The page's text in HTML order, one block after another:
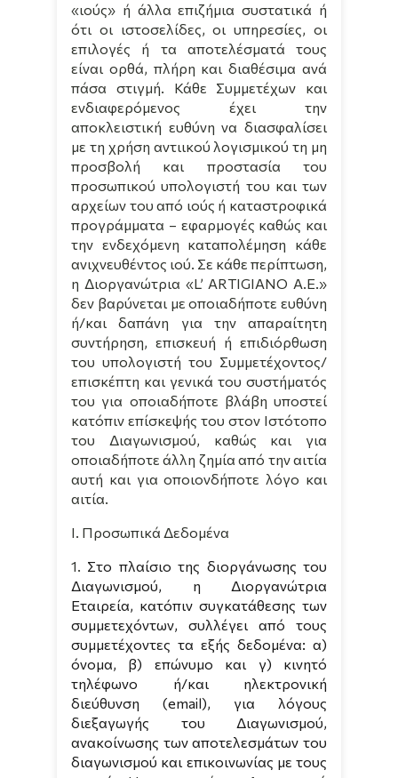
«ιούς» ή άλλα επιζήμια συστατικά ή
ότι οι ιστοσελίδες, οι υπηρεσίες, οι
επιλογές ή τα αποτελέσματά τους
είναι ορθά, πλήρη και διαθέσιμα ανά
πάσα στιγμή. Κάθε Συμμετέχων και
ενδιαφερόμενος έχει την
αποκλειστική ευθύνη να διασφαλίσει
με τη χρήση αντιικού λογισμικού τη μη
προσβολή και προστασία του
προσωπικού υπολογιστή του και των
αρχείων του από ιούς ή καταστροφικά
προγράμματα – εφαρμογές καθώς και
την ενδεχόμενη καταπολέμηση κάθε
ανιχνευθέντος ιού. Σε κάθε περίπτωση,
η Διοργανώτρια «L’ ARTIGIANO A.E.»
δεν βαρύνεται με οποιαδήποτε ευθύνη
ή/και δαπάνη για την απαραίτητη
συντήρηση, επισκευή ή επιδιόρθωση
του υπολογιστή του Συμμετέχοντος/
επισκέπτη και γενικά του συστήματός
του για οποιαδήποτε βλάβη υποστεί
κατόπιν επίσκεψής του στον Ιστότοπο
του Διαγωνισμού, καθώς και για
οποιαδήποτε άλλη ζημία από την αιτία
αυτή και για οποιονδήποτε λόγο και
αιτία.
Ι. Προσωπικά Δεδομένα
1. Στο πλαίσιο της διοργάνωσης του
Διαγωνισμού, η Διοργανώτρια
Εταιρεία, κατόπιν συγκατάθεσης των
συμμετεχόντων, συλλέγει από τους
συμμετέχοντες τα εξής δεδομένα: α)
όνομα, β) επώνυμο και γ) κινητό
τηλέφωνο ή/και ηλεκτρονική
διεύθυνση (email), για λόγους
διεξαγωγής του Διαγωνισμού,
ανακοίνωσης των αποτελεσμάτων του
διαγωνισμού και επικοινωνίας με τους